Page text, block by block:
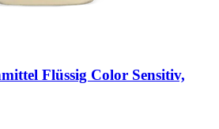
Flüssig Color Sensitiv,